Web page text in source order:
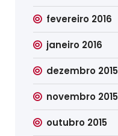
fevereiro 2016
janeiro 2016
dezembro 2015
novembro 2015
outubro 2015